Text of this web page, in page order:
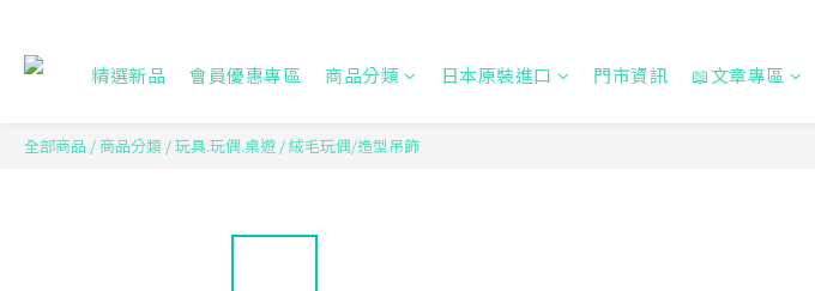
精選新品 會員優惠專區 商品分類 日本原裝進口 門市資訊 📖文章專區
全部商品 /商品分類 /玩具.玩偶.桌遊 /絨毛玩偶/造型吊飾